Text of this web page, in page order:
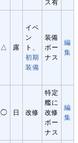
ス有
△ 露
イベ
ン
ト、
初期
装備
装備
ボー
ナス
編
集
◯ 日 改修
特定
艦に
改修
ボー
ナス
編
集